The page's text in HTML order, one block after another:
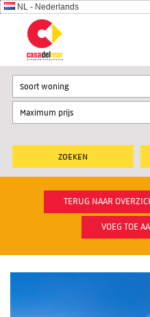
NL - Nederlands
Soort woning
TERUG NAAR
VOEG TOE